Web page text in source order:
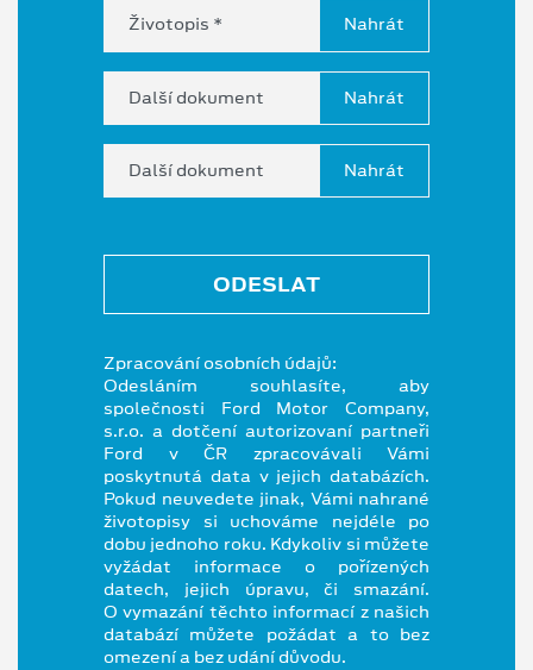
Životopis *
Další dokument
Další dokument
ODESLAT
Zpracování osobních údajů:
Odesláním souhlasíte, aby
společnosti Ford Motor Company,
s.r.o. a dotčení autorizovaní partneři
Ford v ČR zpracovávali Vámi
poskytnutá data v jejich databázích.
Pokud neuvedete jinak, Vámi nahrané
životopisy si uchováme nejdéle po
dobu jednoho roku. Kdykoliv si můžete
vyžádat informace o pořízených
datech, jejich úpravu, či smazání.
O vymazání těchto informací z našich
databází můžete požádat a to bez
omezení a bez udání důvodu.